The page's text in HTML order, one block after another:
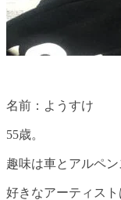
名前：ようすけ
55歳。
趣味は車とアルペン
好きなアーティスト